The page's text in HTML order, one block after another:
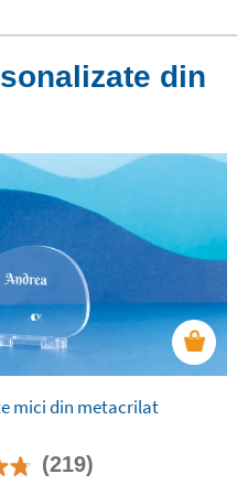
din
mici din metacrilat
(219)